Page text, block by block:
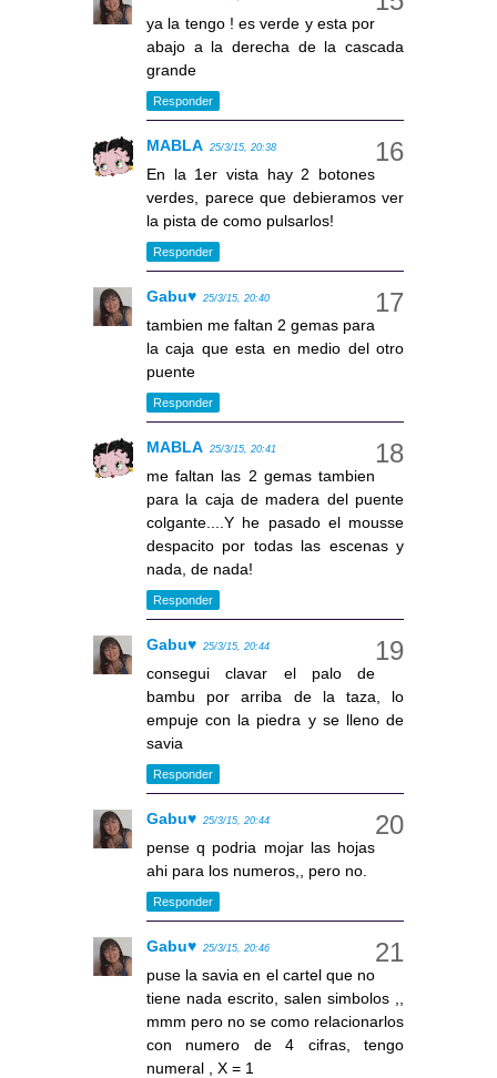
ya la tengo ! es verde y esta por
abajo a la derecha de la cascada
grande
Responder
MABLA 25/3/15, 20:38
En la 1er vista hay 2 botones
verdes, parece que debieramos ver
la pista de como pulsarlos!
Responder
Gabu♥ 25/3/15, 20:40
tambien me faltan 2 gemas para
la caja que esta en medio del otro
puente
Responder
MABLA 25/3/15, 20:41
me faltan las 2 gemas tambien
para la caja de madera del puente
colgante....Y he pasado el mousse
despacito por todas las escenas y
nada, de nada!
Responder
Gabu♥ 25/3/15, 20:44
consegui clavar el palo de
bambu por arriba de la taza, lo
empuje con la piedra y se lleno de
savia
Responder
Gabu♥ 25/3/15, 20:44
pense q podria mojar las hojas
ahi para los numeros,, pero no.
Responder
Gabu♥ 25/3/15, 20:46
puse la savia en el cartel que no
tiene nada escrito, salen simbolos ,,
mmm pero no se como relacionarlos
con numero de 4 cifras, tengo
numeral , X = 1